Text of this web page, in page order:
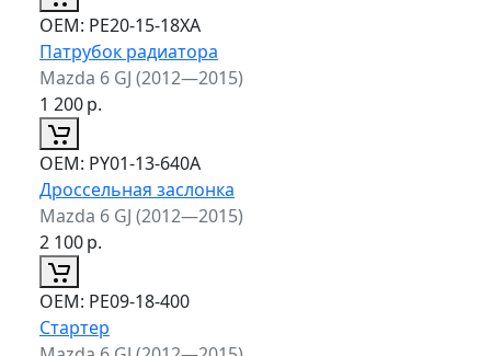
ОЕМ: PE20-15-18XA
Патрубок радиатора
Mazda 6 GJ (2012—2015)
1 200р.
ОЕМ: PY01-13-640A
Дроссельная заслонка
Mazda 6 GJ (2012—2015)
2 100р.
ОЕМ: PE09-18-400
Стартер